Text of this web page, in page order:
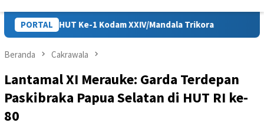
PORTAL
XXIV/Mandala Trikora Persiapan HUT ke-81 RI di
Beranda Cakrawala
Lantamal XI Merauke: Garda Terdepan
Paskibraka Papua Selatan di HUT RI ke-
80